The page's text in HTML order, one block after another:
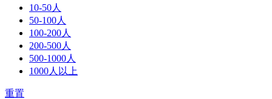
10-50人
50-100人
100-200人
200-500人
500-1000人
1000人以上
重置